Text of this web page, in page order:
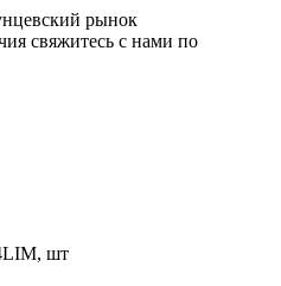
рынок
свяжитесь с нами по
шт